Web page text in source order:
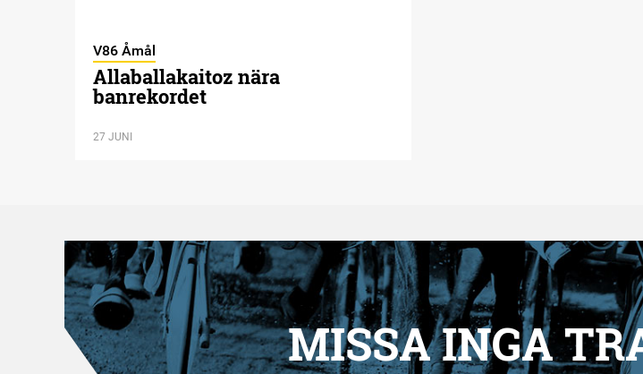
V86 Åmål
Allaballakaitoz nära
banrekordet
27 JUNI
MISSA INGA